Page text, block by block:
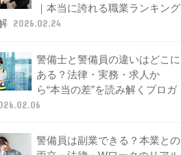
｜本当に誇れる職業ランキング
2026.02.24
警備士と警備員の違いはどこに
ある？法律・実務・求人か
ら“本当の差”を読み解くプロガ
警備員は副業できる？本業との